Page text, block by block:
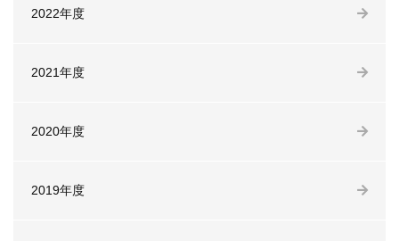
2022年度
2021年度
2020年度
2019年度